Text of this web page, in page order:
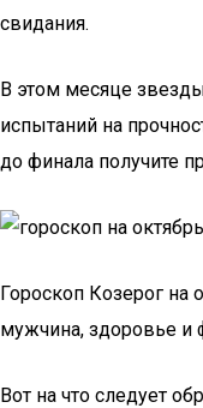
свидания.
В этом месяце
испытаний на
до финала получите
Гороскоп Козерог на
мужчина, здоровье и
Вот на что следует